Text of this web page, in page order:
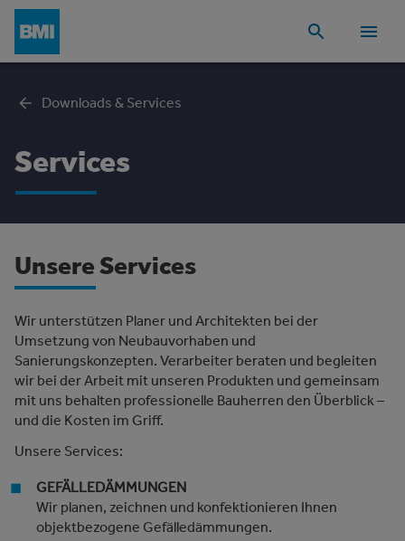
Downloads & Services
Services
Unsere Services
Wir unterstützen Planer und Architekten bei der
Umsetzung von Neubauvorhaben und
Sanierungskonzepten. Verarbeiter beraten und begleiten
wir bei der Arbeit mit unseren Produkten und gemeinsam
mit uns behalten professionelle Bauherren den Überblick –
und die Kosten im Griff.
Unsere Services:
GEFÄLLEDÄMMUNGEN
Wir planen, zeichnen und konfektionieren Ihnen
objektbezogene Gefälledämmungen.